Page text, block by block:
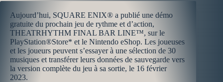
Aujourd’hui, SQUARE ENIX® a publié une démo
gratuite du prochain jeu de rythme et d’action,
THEATRHYTHM FINAL BAR LINE™, sur le
PlayStation®Store* et le Nintendo eShop. Les joueuses
et les joueurs peuvent s’essayer à une sélection de 30
musiques et transférer leurs données de sauvegarde vers
la version complète du jeu à sa sortie, le 16 février
2023.